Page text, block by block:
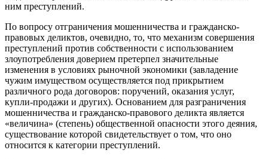
ним преступлений.
По вопросу отграничения мошенничества и гражданско-
правовых деликтов, очевидно, то, что механизм совершения
преступлений против собственности с использованием
злоупотребления доверием претерпел значительные
изменения в условиях рыночной экономики (завладение
чужим имуществом осуществляется под прикрытием
различного рода договоров: поручений, оказания услуг,
купли-продажи и других). Основанием для разграничения
мошенничества и гражданско-правового деликта является
«величина» (степень) общественной опасности этого деяния,
существование которой свидетельствует о том, что оно
относится к категории преступлений.